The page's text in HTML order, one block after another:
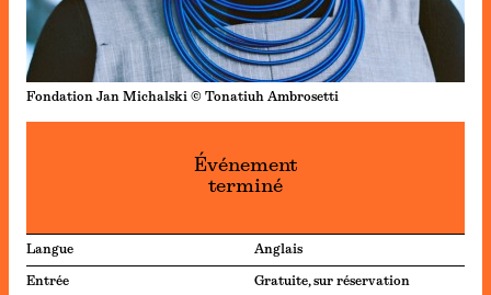
Fondation Jan Michalski © Tonatiuh Ambrosetti
Événement
terminé
Langue Anglais
Entrée Gratuite, sur réservation